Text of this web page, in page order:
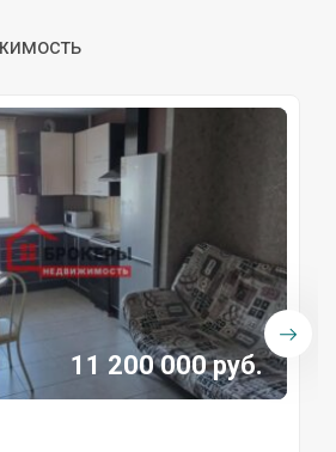
11 200 000 руб.